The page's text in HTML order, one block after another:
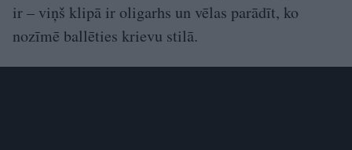
ir – viņš klipā ir oligarhs un vēlas parādīt, ko
nozīmē ballēties krievu stilā.